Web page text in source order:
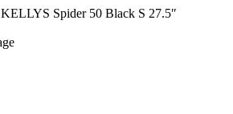
KELLYS Spider 50 Black S 27.5″